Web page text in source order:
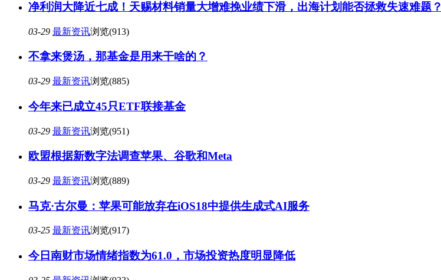
净利润大降近七成！天赐材料销量大增难挽业绩下滑，出海计划能否拯救失速难题？
03-29 最新资讯浏览(913)
不拿来煲汤，那基金是用来干啥的？
03-29 最新资讯浏览(885)
今年来已成立45只ETF联接基金
03-29 最新资讯浏览(951)
欧盟根据新数字法调查苹果、谷歌和Meta
03-29 最新资讯浏览(889)
马克·古尔曼：苹果可能放弃在iOS18中提供生成式AI服务
03-25 最新资讯浏览(917)
今日南财市场情绪指数为61.0，市场投资热度明显降低